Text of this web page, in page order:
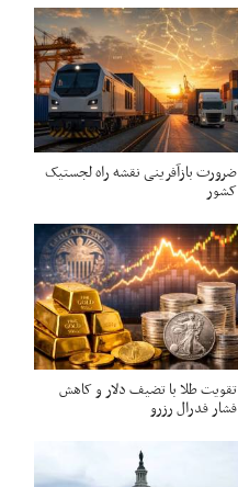
ضرورت بازآفرینی نقشه راه لجستیک
کشور
تقویت طلا با تضیف دلار و کاهش
فشار فدرال رزرو